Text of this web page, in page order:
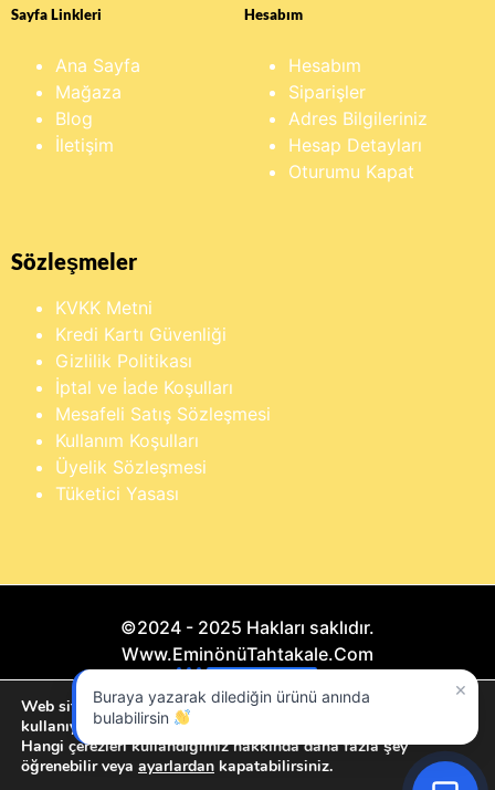
Sayfa Linkleri
Ana Sayfa
Mağaza
Blog
İletişim
Hesabım
Hesabım
Siparişler
Adres Bilgileriniz
Hesap Detayları
Oturumu Kapat
Sözleşmeler
KVKK Metni
Kredi Kartı Güvenliği
Gizlilik Politikası
İptal ve İade Koşulları
Mesafeli Satış Sözleşmesi
Kullanım Koşulları
Üyelik Sözleşmesi
Tüketici Yasası
©2024 - 2025 Hakları saklıdır.
Www.EminönüTahtakale.Com
Bu website "Sosyal Megapixel" projesidir.
×
Buraya yazarak dilediğin ürünü anında
bulabilirsin
Web sitemizde size en iyi deneyimi sunmak için çerezleri
kullanıyoruz.
Hangi çerezleri kullandığımız hakkında daha fazla şey
öğrenebilir veya ayarlardan kapatabilirsiniz.